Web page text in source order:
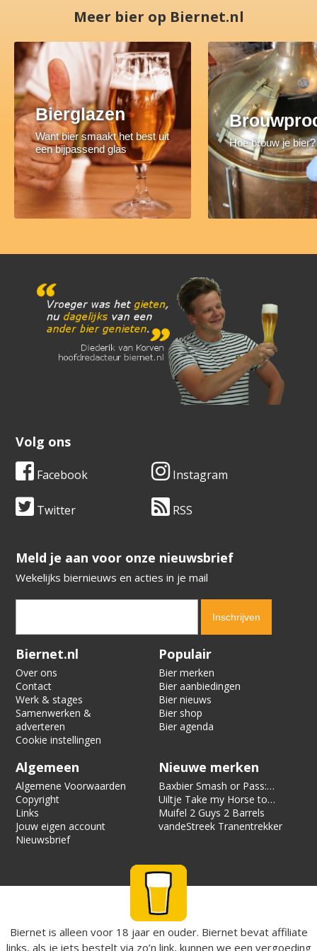
Meer bier op Biernet.nl
Bierglazen
Want bier smaakt het best uit
een bijpassend glas
Hoe brouw je bier?
Volg ons
Facebook Instagram
Twitter RSS
​​​​​​​Meld je aan voor onze nieuwsbrief
Wekelijks biernieuws en acties in je mail
Verification code:
Biernet.nl
Over ons
Contact
Werk & stages
Samenwerken &
adverteren
Cookie instellingen
Populair
Bier merken
Bier aanbiedingen
Bier nieuws
Bier shop
Bier agenda
Algemeen
Algemene Voorwaarden
Copyright
Links
Jouw eigen account
Nieuwsbrief
Nieuwe merken
Baxbier Smash or Pass:
Strata
Uiltje Take my Horse to
the Hotel Room
Muifel 2 Guys 2 Barrels
vandeStreek Tranentrekker
Biernet is alleen voor 18 jaar en ouder. Biernet bevat affiliate
links, als je iets bestelt via zo’n link, kunnen we een vergoeding